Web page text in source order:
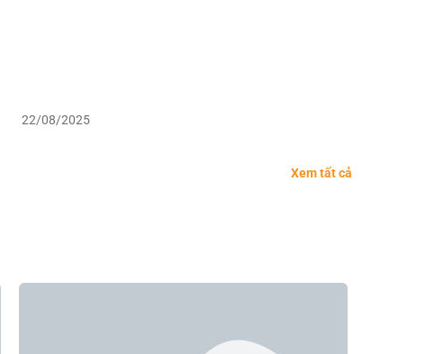
22/08/2025
Xem tất cả